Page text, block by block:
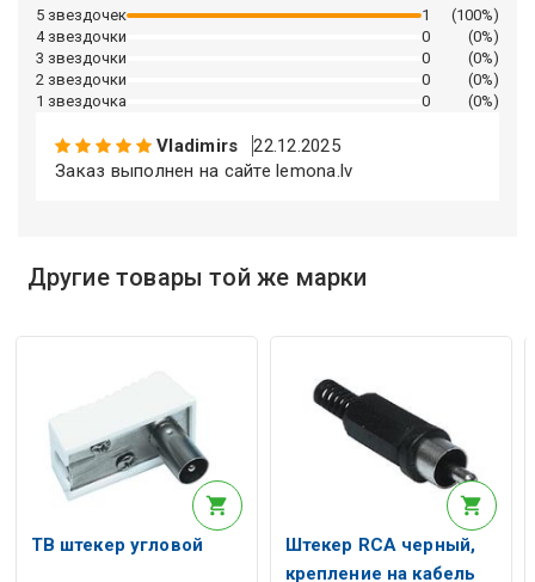
Описание искусственного интеллекта
5 звездочек
1
(100%)
4 звездочки
0
(0%)
3 звездочки
0
(0%)
2 звездочки
0
(0%)
1 звездочка
0 (0%)
Vladimirs
22.12.2025
Заказ выполнен на сайте lemona.lv
Другие товары той же марки
ТВ штекер угловой
Штекер RCA черный,
крепление на кабель